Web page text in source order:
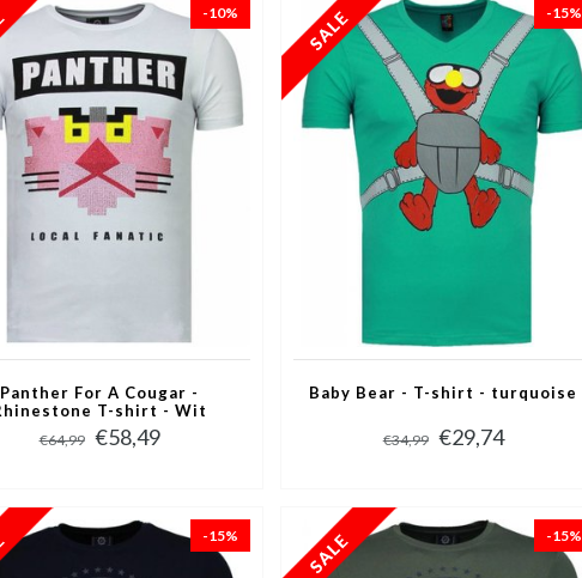
-10%
Panther For A Cougar -
T-shirt - Wit
€64,99 €58,49
-15%
Baby Bear - T-shirt - turquoise
€34,99 €29,74
-15% -15%